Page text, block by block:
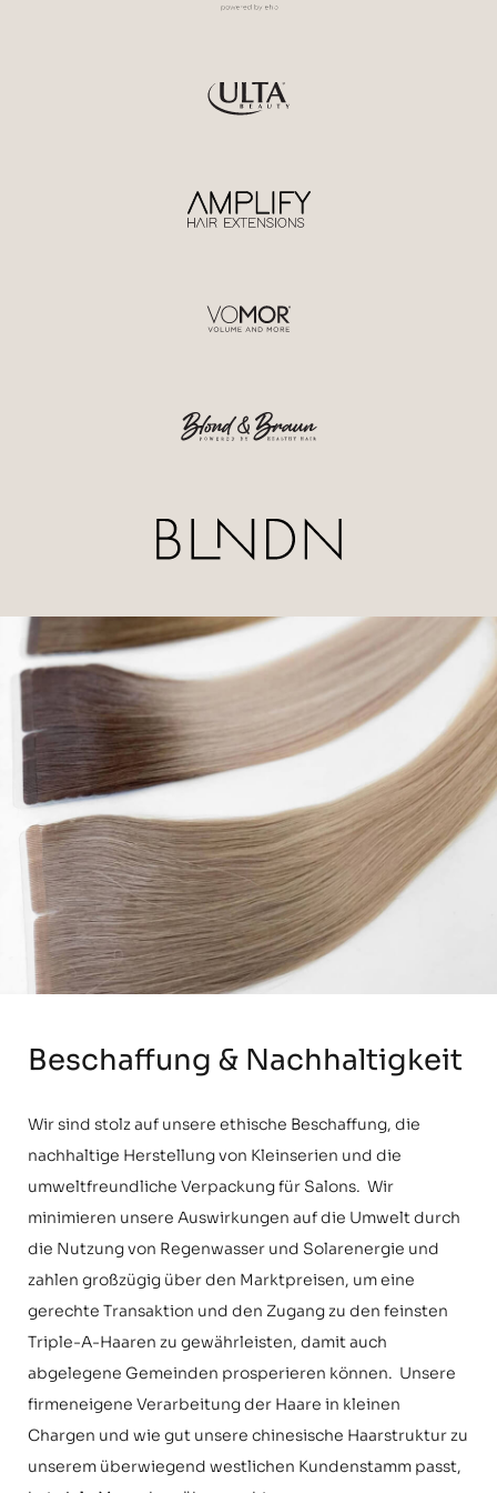
Beschaffung & Nachhaltigkeit
Wir sind stolz auf unsere ethische Beschaffung, die
nachhaltige Herstellung von Kleinserien und die
umweltfreundliche Verpackung für Salons. Wir
minimieren unsere Auswirkungen auf die Umwelt durch
die Nutzung von Regenwasser und Solarenergie und
zahlen großzügig über den Marktpreisen, um eine
gerechte Transaktion und den Zugang zu den feinsten
Triple-A-Haaren zu gewährleisten, damit auch
abgelegene Gemeinden prosperieren können. Unsere
firmeneigene Verarbeitung der Haare in kleinen
Chargen und wie gut unsere chinesische Haarstruktur zu
unserem überwiegend westlichen Kundenstamm passt,